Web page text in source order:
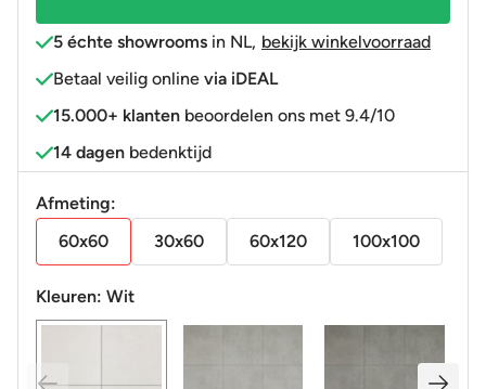
aantal
5 échte showrooms in NL, bekijk winkelvoorraad
Betaal veilig online via iDEAL
15.000+ klanten beoordelen ons met 9.4/10
14 dagen bedenktijd
Afmeting:
60x60
30x60 60x120 100x100
Kleuren: Wit